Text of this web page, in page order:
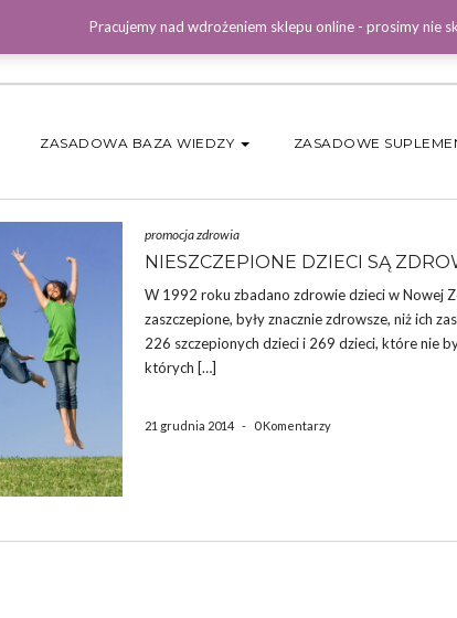
ZASADOWA BAZA WIEDZY ZASADOWE
promocja zdrowia
NIESZCZEPIONE DZIECI SĄ
W 1992 roku zbadano zdrowie dzieci w Nowej
zaszczepione, były znacznie zdrowsze, niż ich
226 szczepionych dzieci i 269 dzieci, które nie
których […]
21 grudnia 2014 - 0 Komentarzy
Pracujemy nad wdrożeniem sklepu online - prosimy nie